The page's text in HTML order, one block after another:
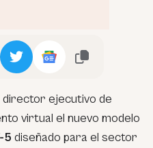
director ejecutivo de
virtual el nuevo modelo
5 diseñado para el sector